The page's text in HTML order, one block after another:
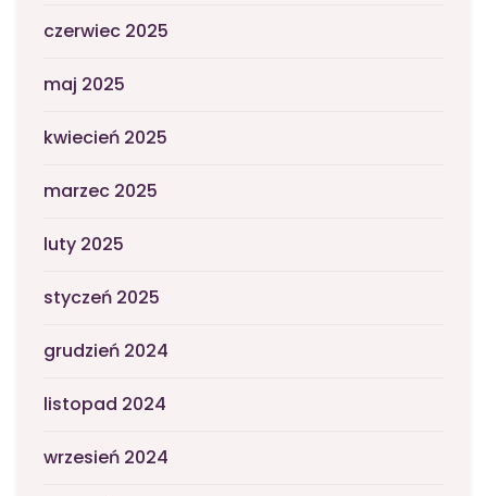
czerwiec 2025
maj 2025
kwiecień 2025
marzec 2025
luty 2025
styczeń 2025
grudzień 2024
listopad 2024
wrzesień 2024